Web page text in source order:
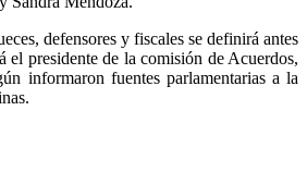
defensores y fiscales se definirá antes
el presidente de la comisión de Acuerdos,
informaron fuentes parlamentarias a la